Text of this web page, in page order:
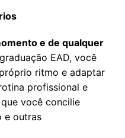
e de qualquer
EAD, você
ritmo e adaptar
profissional e
você concilie
e outras